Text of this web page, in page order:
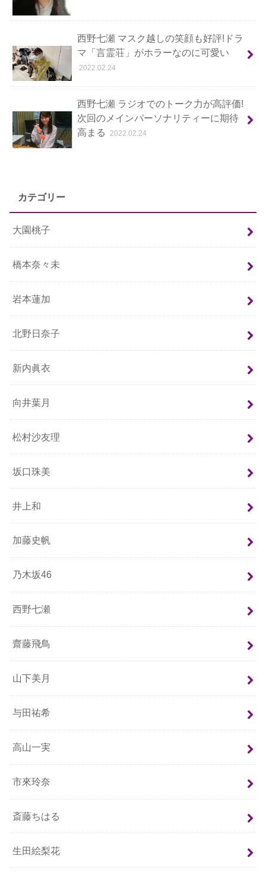
西野七瀬 マスク越しの笑顔も好評!ドラ
マ「言霊荘」がホラーなのに可愛い
2022.02.24
西野七瀬 ラジオでのトーク力が高評価!
次回のメインパーソナリティーに期待
高まる
2022.02.24
カテゴリー
大園桃子
橋本奈々未
岩本蓮加
北野日奈子
新内眞衣
向井葉月
松村沙友理
坂口珠美
井上和
加藤史帆
乃木坂46
西野七瀬
齋藤飛鳥
山下美月
与田祐希
高山一実
市來玲奈
斎藤ちはる
生田絵梨花